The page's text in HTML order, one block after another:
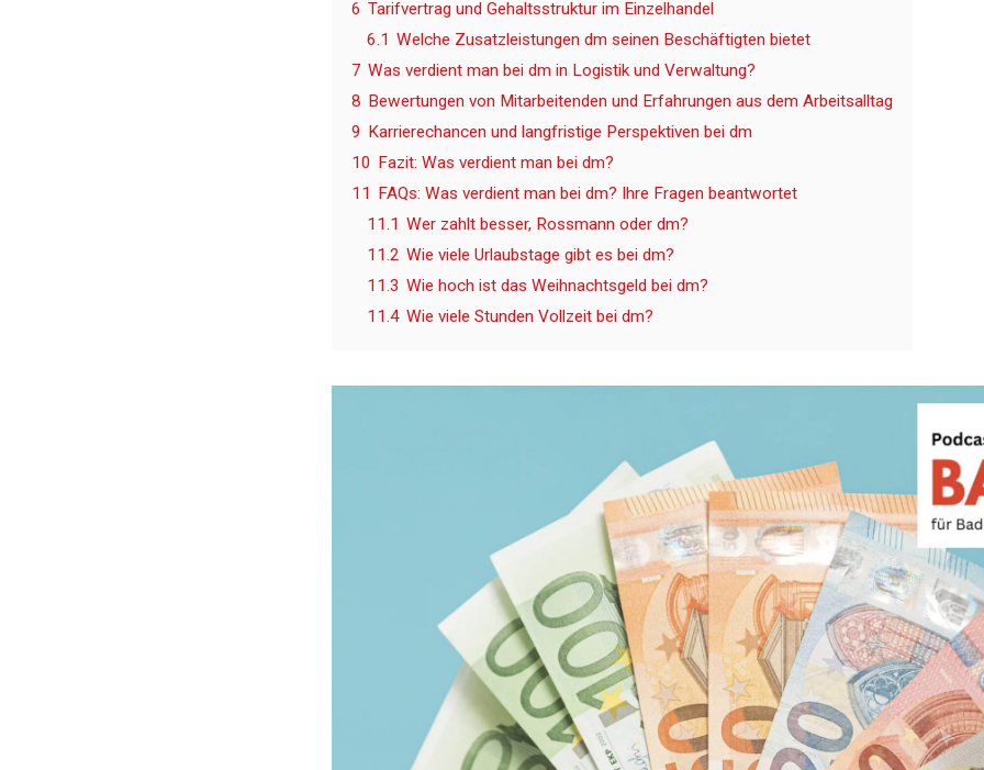
6 Tarifvertrag und Gehaltsstruktur im Einzelhandel
6.1 Welche Zusatzleistungen dm seinen Beschäftigten bietet
7 Was verdient man bei dm in Logistik und Verwaltung?
8 Bewertungen von Mitarbeitenden und Erfahrungen aus dem Arbeitsalltag
9 Karrierechancen und langfristige Perspektiven bei dm
10 Fazit: Was verdient man bei dm?
11 FAQs: Was verdient man bei dm? Ihre Fragen beantwortet
11.1 Wer zahlt besser, Rossmann oder dm?
11.2 Wie viele Urlaubstage gibt es bei dm?
11.3 Wie hoch ist das Weihnachtsgeld bei dm?
11.4 Wie viele Stunden Vollzeit bei dm?